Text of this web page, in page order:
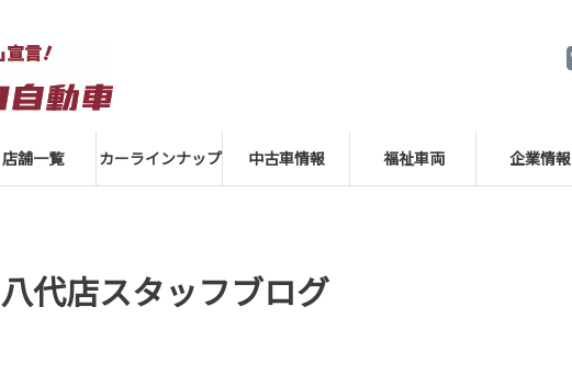
店舗一覧 カーラインナップ 中古車情報 福祉車両 企業情報
八代店スタッフブログ